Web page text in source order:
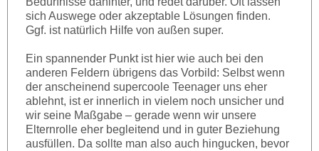
sich Auswege oder akzeptable Lösungen finden.
Ggf. ist natürlich Hilfe von außen super.
Ein spannender Punkt ist hier wie auch bei den
anderen Feldern übrigens das Vorbild: Selbst wenn
der anscheinend supercoole Teenager uns eher
ablehnt, ist er innerlich in vielem noch unsicher und
wir seine Maßgabe – gerade wenn wir unsere
Elternrolle eher begleitend und in guter Beziehung
ausfüllen. Da sollte man also auch hingucken, bevor